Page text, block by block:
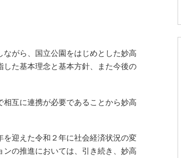
がら、国立公園をはじめとした妙高
た基本理念と基本方針、また今後の
互に連携が必要であることから妙高
迎えた令和２年に社会経済状況の変
の推進においては、引き続き、妙高